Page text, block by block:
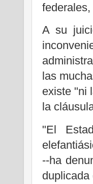
A su
las
existe "ni
la
"El
--ha